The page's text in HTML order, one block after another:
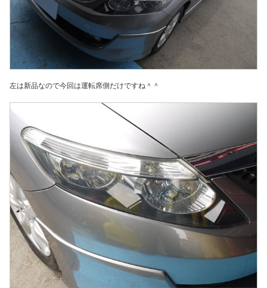
左は新品なので今回は運転席側だけですね＾＾